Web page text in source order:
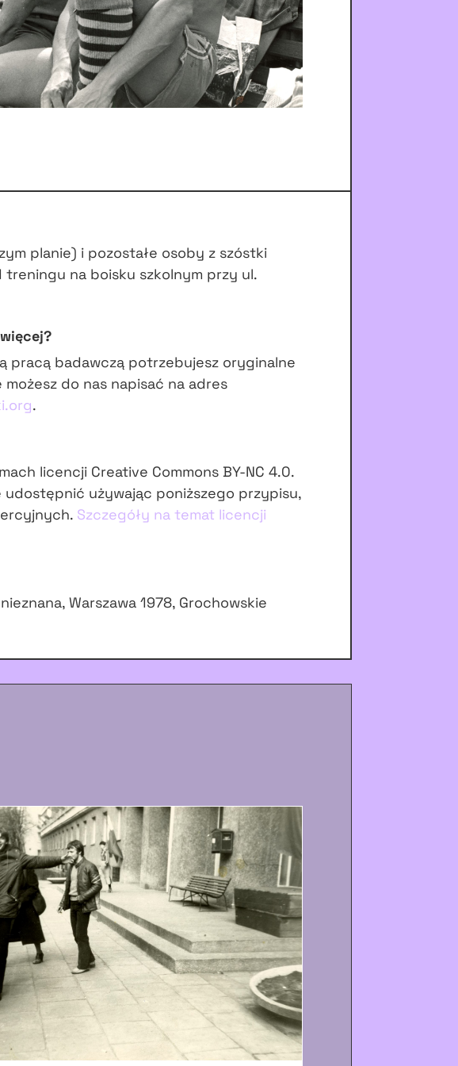
planie) i pozostałe osoby z szóstki
treningu na boisku szkolnym przy ul.
pracą badawczą potrzebujesz oryginalne
do nas napisać na adres
.
licencji Creative Commons BY-NC 4.0.
udostępnić używając poniższego przypisu,
Szczegóły na temat licencji
Warszawa 1978, Grochowskie